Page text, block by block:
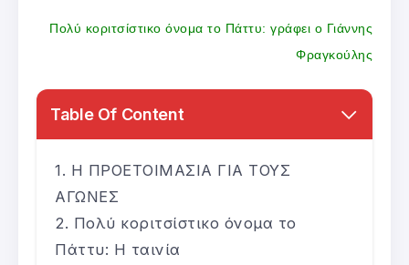
Πολύ κοριτσίστικο όνομα το Πάττυ: γράφει ο Γιάννης
Φραγκούλης
Table Of Content
Η ΠΡΟΕΤΟΙΜΑΣΙΑ ΓΙΑ ΤΟΥΣ
ΑΓΩΝΕΣ
Πολύ κοριτσίστικο όνομα το
Πάττυ: Η ταινία